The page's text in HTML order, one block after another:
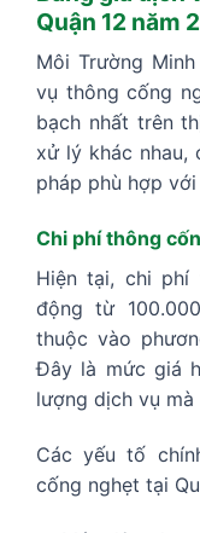
Quận 12 năm
Môi Trường
vụ thông cống
bạch nhất trên
xử lý khác nhau,
pháp phù hợp
Chi phí thông
Hiện tại, chi phí
động từ
thuộc vào
Đây là mức giá
lượng dịch vụ mà
Các yếu tố
cống nghẹt tại